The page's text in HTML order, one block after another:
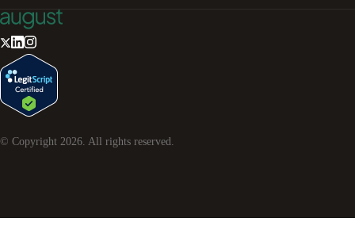
© Copyright 2026 . All rights reserved.